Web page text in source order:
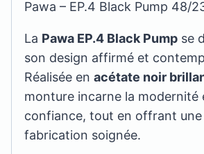
Pawa – EP.4 Black Pump 48/
La Pawa EP.4 Black Pump se
son design affirmé et
Réalisée enacétate noir
monture incarne la modernité
confiance, tout en offrant une
fabrication soignée.